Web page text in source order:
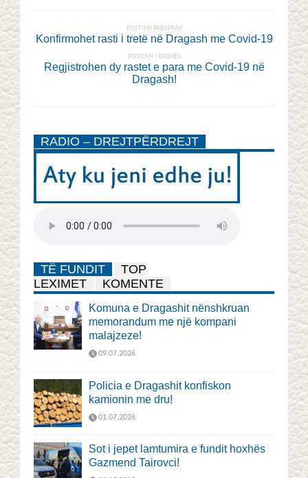
POSTIMI PARAPRAK
Konfirmohet rasti i tretë në Dragash me Covid-19
POSTIMI I RADHËS
Regjistrohen dy rastet e para me Covid-19 në
Dragash!
RADIO – DREJTPËRDREJT
TË FUNDIT
TOP
LEXIMET
KOMENTE
Komuna e Dragashit nënshkruan
memorandum me një kompani
malajzeze!
09.07.2026
Policia e Dragashit konfiskon
kamionin me dru!
01.07.2026
Sot i jepet lamtumira e fundit hoxhës
Gazmend Tairovci!